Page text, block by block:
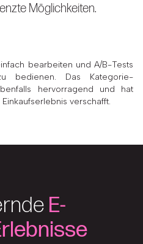
Möglichkeiten.
bearbeiten und A/B-Tests
bedienen. Das Kategorie-
hervorragend und hat
verschafft.
E-